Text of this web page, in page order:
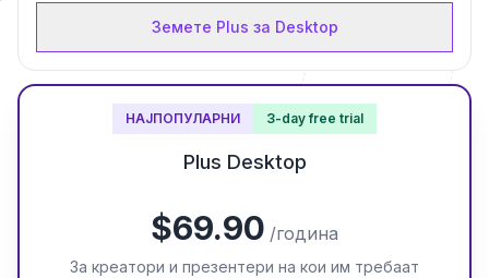
Земете Plus за Desktop
НАЈПОПУЛАРНИ 3-day free trial
Plus Desktop
$69.90 /година
За креатори и презентери на кои им требаат